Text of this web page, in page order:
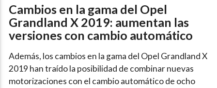
Cambios en la gama del Opel
Grandland X 2019: aumentan las
versiones con cambio automático
Además, los cambios en la gama del Opel Grandland X
2019 han traído la posibilidad de combinar nuevas
motorizaciones con el cambio automático de ocho